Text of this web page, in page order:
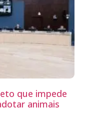
que impede
animais